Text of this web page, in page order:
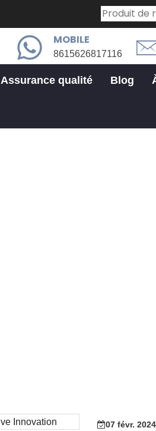
MOBILE
8615626817116
Assurance qualité Blog
07 févr. 2024